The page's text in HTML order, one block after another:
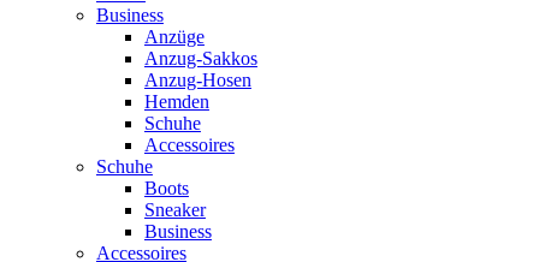
Business
Anzüge
Anzug-Sakkos
Anzug-Hosen
Hemden
Schuhe
Accessoires
Schuhe
Boots
Sneaker
Business
Accessoires